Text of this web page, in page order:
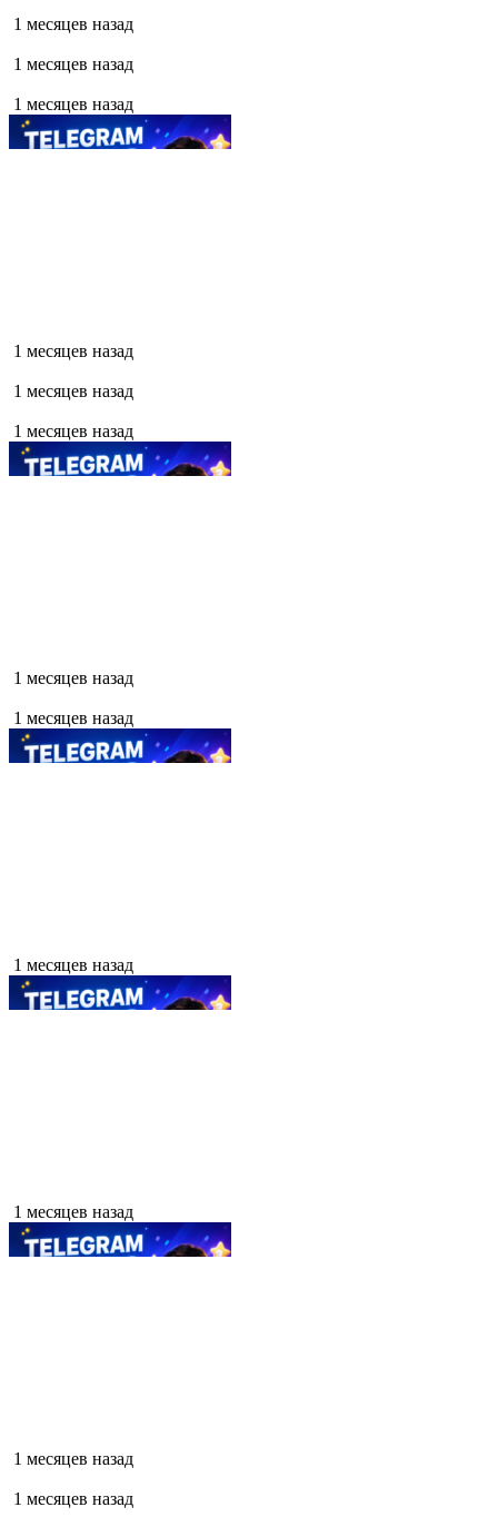
1 месяцев назад
1 месяцев назад
1 месяцев назад
1 месяцев назад
1 месяцев назад
1 месяцев назад
1 месяцев назад
1 месяцев назад
1 месяцев назад
1 месяцев назад
1 месяцев назад
1 месяцев назад